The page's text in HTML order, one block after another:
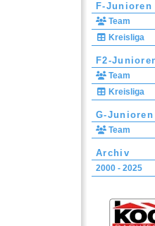
F-Junioren
Team
Kreisliga
F2-
Team
Kreisliga
G-Junioren
Team
Archiv
2000 - 2025